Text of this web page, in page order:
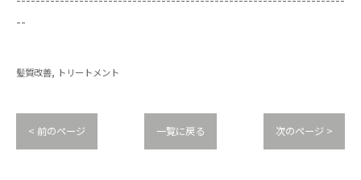
--
髪質改善 トリートメント
< 前のページ 一覧に戻る 次のページ >